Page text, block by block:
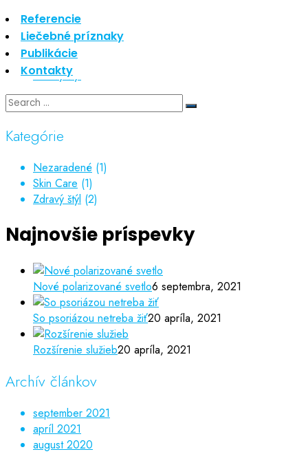
Referencie
Liečebné príznaky
Publikácie
Kontakty
Kategórie
Nezaradené
Skin Care
Zdravý štýl
Kategórie
Nezaradené (1)
Skin Care (1)
Zdravý štýl (2)
Najnovšie príspevky
Nové polarizované svetlo6 septembra, 2021
So psoriázou netreba žiť20 apríla, 2021
Rozšírenie služieb20 apríla, 2021
Archív článkov
september 2021
apríl 2021
august 2020